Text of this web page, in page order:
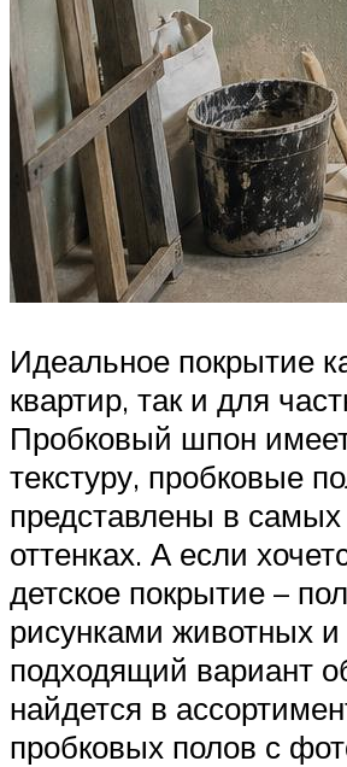
Идеальное покрытие
квартир, так и для
Пробковый шпон
текстуру, пробковые
представлены в
оттенках. А если
детское покрытие –
рисунками животных и
подходящий вариант
найдется в
пробковых полов с